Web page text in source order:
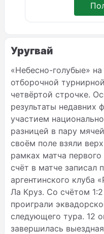
Уругвай
«Небесно-голубые»
отборочной
четвёртой строчке.
результаты недавних
участием
разницей в пару
своём поле взяли
рамках матча
счёт в матче записал
аргентинского клуба
Ла Круз. Со счётом
проиграли
следующего тура. 12
завершилась